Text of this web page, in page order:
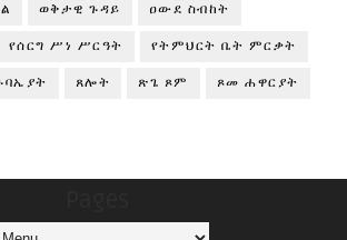
ወቅታዊ ጉዳይ ዐውደ ስብከት
የሰርግ ሥነ ሥርዓት የትምህርት ቤት ምርቃት
ጸሎት ጽጌ ጾም ጾመ ሐዋርያት